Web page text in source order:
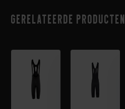
Gerelateerde producten